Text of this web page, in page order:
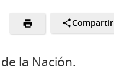
Compartir
la Nación.